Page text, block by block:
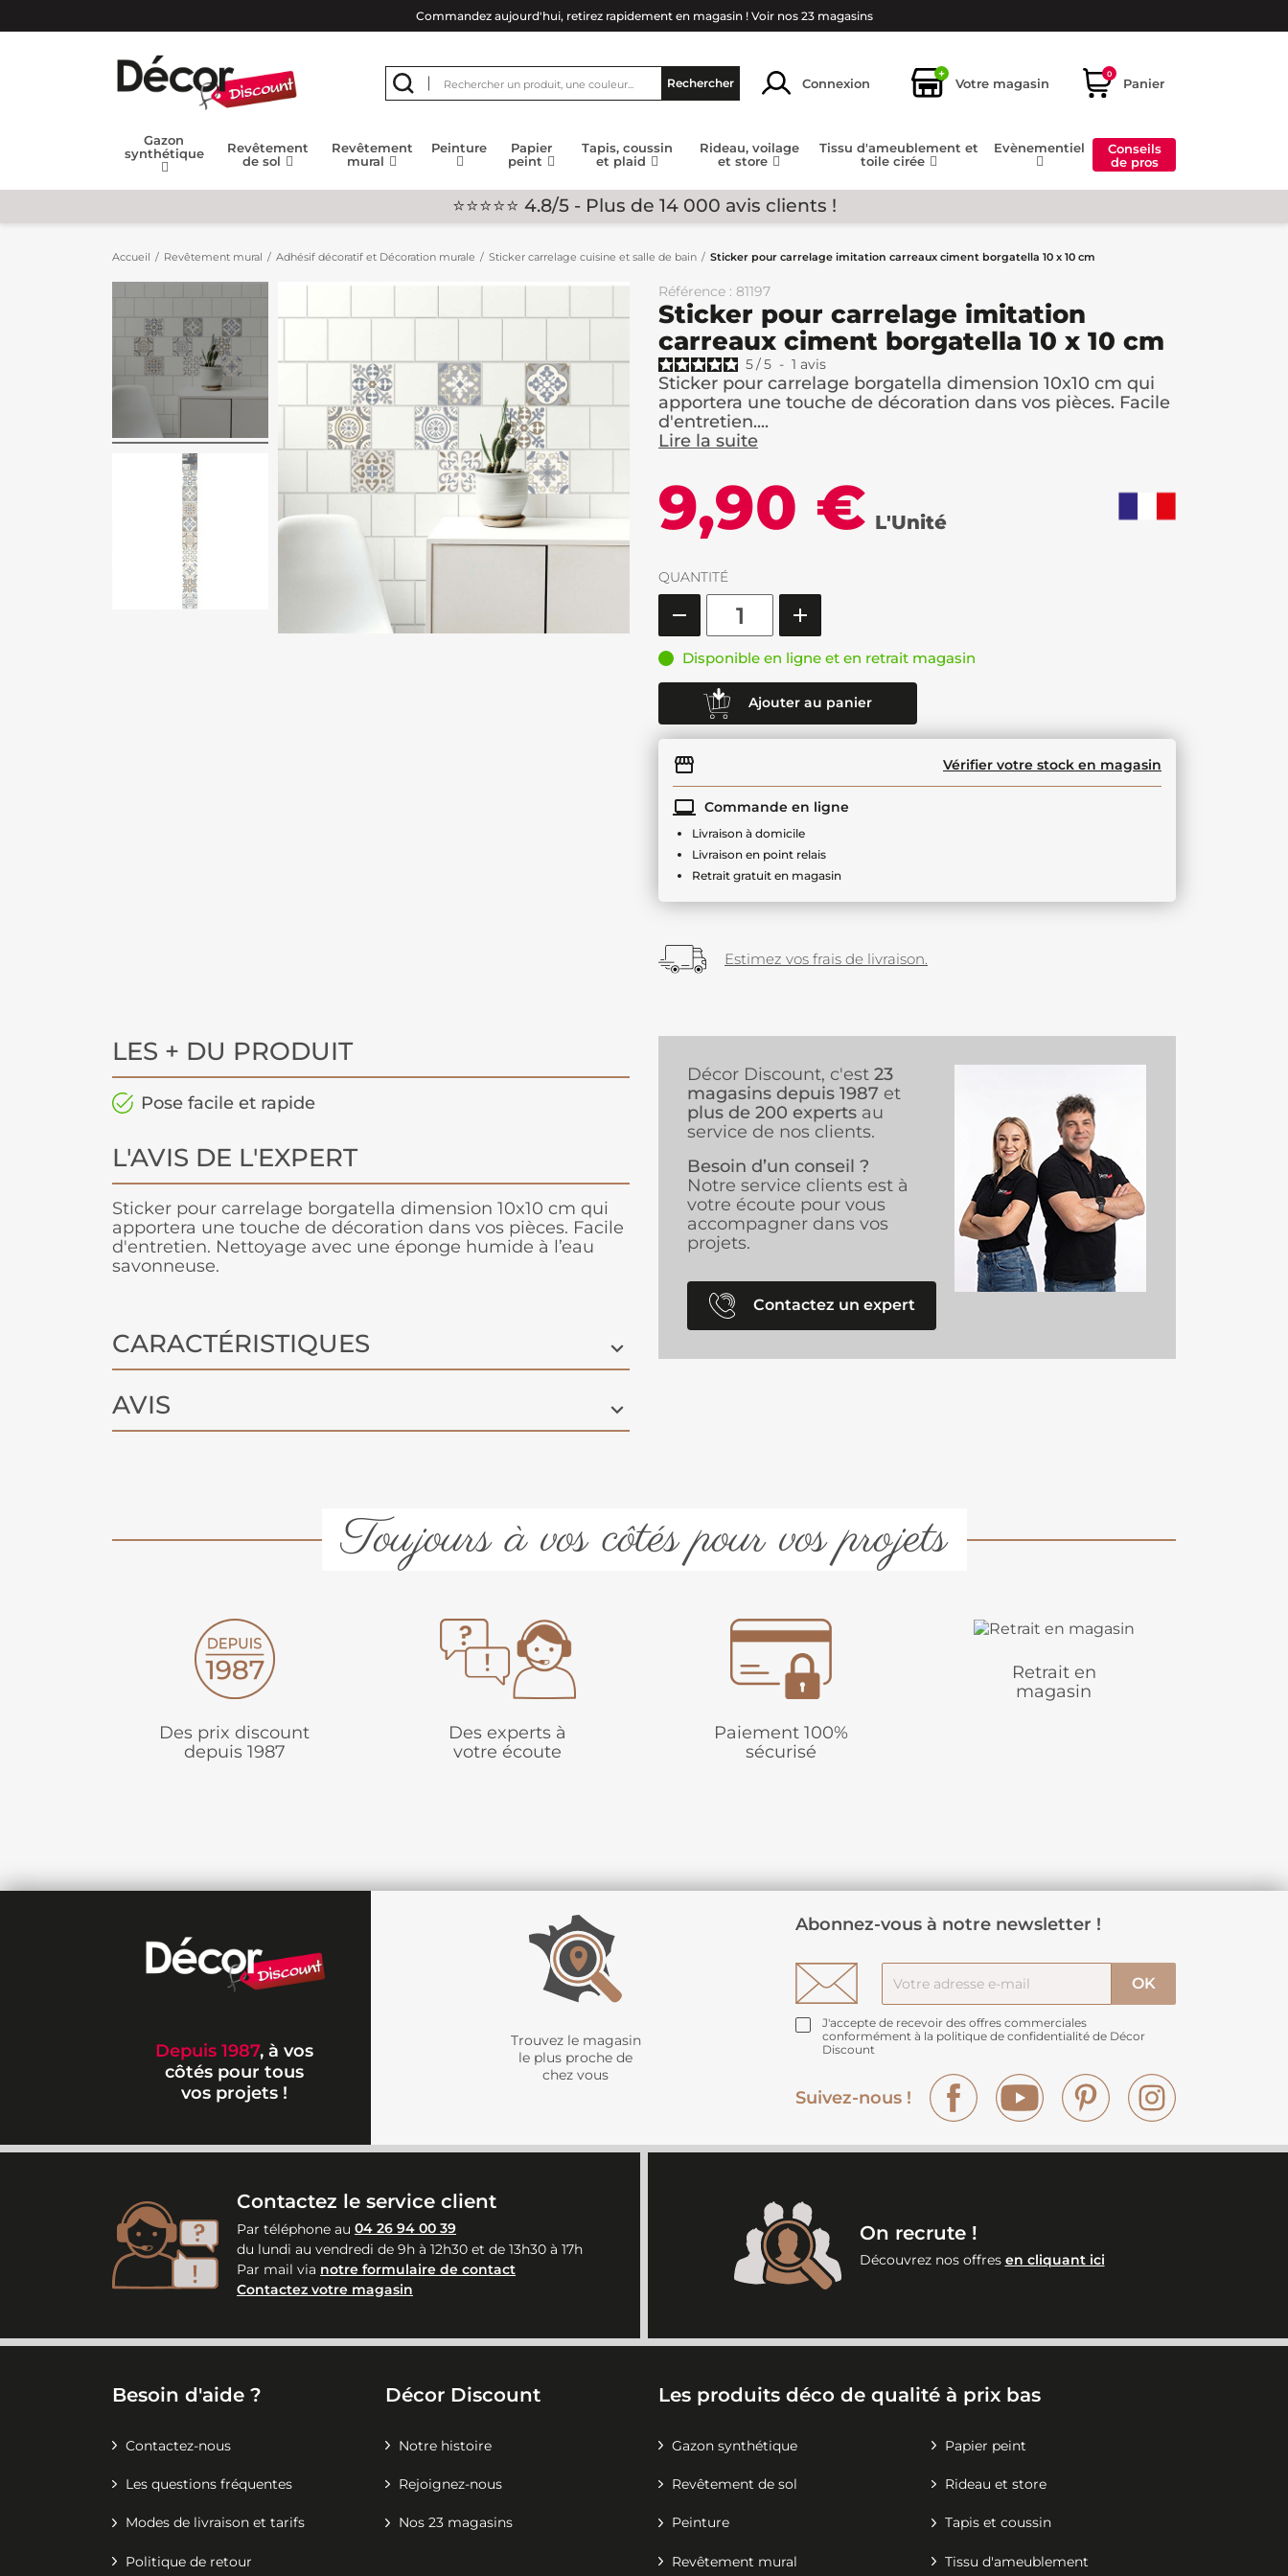
Commandez aujourd'hui, retirez rapidement en magasin ! Voir nos 23 magasins
Rechercher Connexion
+
Votre magasin
0
Panier
Gazon
synthétique
Revêtement
de sol
Revêtement
mural
Peinture
Papier
peint
Tapis, coussin
et plaid
Rideau, voilage
et store
Tissu d'ameublement et
toile cirée
Evènementiel
Conseils
de pros
⭐⭐⭐⭐⭐ 4.8/5 - Plus de 14 000 avis clients !
Accueil Revêtement mural Adhésif décoratif et Décoration murale Sticker carrelage cuisine et salle de bain Sticker pour carrelage imitation carreaux ciment borgatella 10 x 10 cm
Référence : 81197
Sticker pour carrelage imitation
carreaux ciment borgatella 10 x 10 cm
5/5 - 1 avis
Sticker pour carrelage borgatella dimension 10x10 cm qui
apportera une touche de décoration dans vos pièces. Facile
d'entretien....
Lire la suite
9,90 € L'Unité
QUANTITÉ
Disponible en ligne et en retrait magasin
Ajouter au panier
Vérifier votre stock en magasin
Commande en ligne
Livraison à domicile
Livraison en point relais
Retrait gratuit en magasin
Estimez vos frais de livraison.
LES + DU PRODUIT
Pose facile et rapide
L'AVIS DE L'EXPERT
Sticker pour carrelage borgatella dimension 10x10 cm qui
apportera une touche de décoration dans vos pièces. Facile
d'entretien. Nettoyage avec une éponge humide à l’eau
savonneuse.
CARACTÉRISTIQUES
AVIS
Décor Discount, c'est 23
magasins depuis 1987 et
plus de 200 experts au
service de nos clients.
Besoin d’un conseil ?
Notre service clients est à
votre écoute pour vous
accompagner dans vos
projets.
Contactez un expert
Toujours à vos côtés pour vos projets
Des prix discount
depuis 1987
Des experts à
votre écoute
Paiement 100%
sécurisé
Retrait en
magasin
Depuis 1987, à vos
côtés pour tous
vos projets !
Trouvez le magasin
le plus proche de
chez vous
Abonnez-vous à notre newsletter !
J'accepte de recevoir des offres commerciales
conformément à la politique de confidentialité de Décor
Discount
Suivez-nous !
Facebook YouTube Pinterest
Contactez le service client
Par téléphone au 04 26 94 00 39
du lundi au vendredi de 9h à 12h30 et de 13h30 à 17h
Par mail via notre formulaire de contact
Contactez votre magasin
On recrute !
Découvrez nos offres en cliquant ici
Besoin d'aide ?
Contactez-nous
Les questions fréquentes
Modes de livraison et tarifs
Politique de retour
Décor Discount
Notre histoire
Rejoignez-nous
Nos 23 magasins
Les produits déco de qualité à prix bas
Gazon synthétique Papier peint
Revêtement de sol Rideau et store
Peinture Tapis et coussin
Revêtement mural Tissu d'ameublement